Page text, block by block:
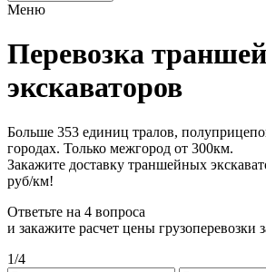
Меню
Перевозка
экскаваторов
Больше 353 единиц тралов,
городах. Только межгород от 300км.
Закажите доставку траншейных
руб/км!
Ответьте на 4 вопроса
и закажите расчет цены грузоперевозки
1/4